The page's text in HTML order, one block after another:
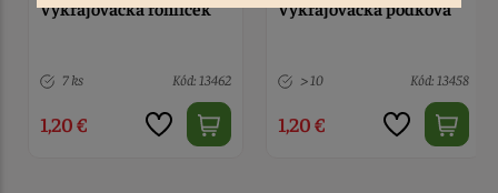
Vykrajovačka rohlíček
7 ks Kód: 13462
1,20 €
Vykrajovačka podkova
> 10 Kód: 13458
1,20 €